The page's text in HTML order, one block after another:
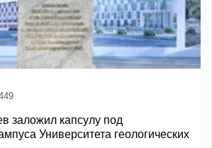
заложил капсулу под
Университета геологических